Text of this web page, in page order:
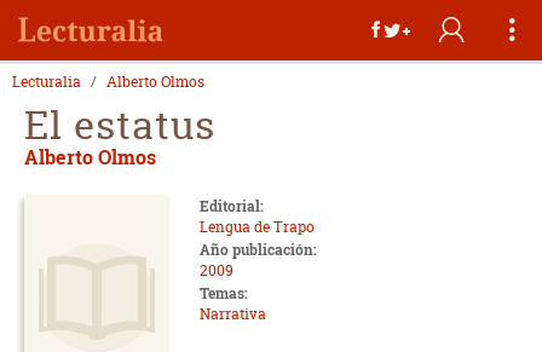
Lecturalia Alberto Olmos
El estatus
Alberto Olmos
Editorial:
Lengua de Trapo
Año publicación:
2009
Temas:
Narrativa